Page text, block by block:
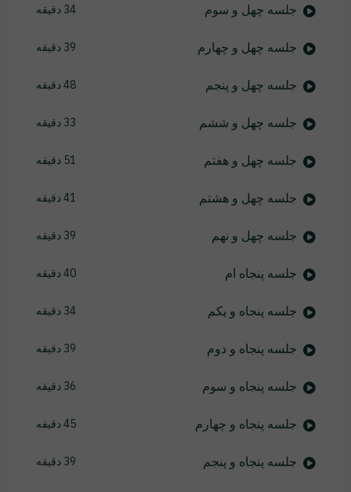
جلسه چهل و سوم 34 دقیقه
جلسه چهل و چهارم 39 دقیقه
جلسه چهل و پنجم 48 دقیقه
جلسه چهل و ششم 33 دقیقه
جلسه چهل و هفتم 51 دقیقه
جلسه چهل و هشتم 41 دقیقه
جلسه چهل و نهم 39 دقیقه
جلسه پنجاه ام 40 دقیقه
جلسه پنجاه و یکم 34 دقیقه
جلسه پنجاه و دوم 39 دقیقه
جلسه پنجاه و سوم 36 دقیقه
جلسه پنجاه و چهارم 45 دقیقه
جلسه پنجاه و پنجم 39 دقیقه